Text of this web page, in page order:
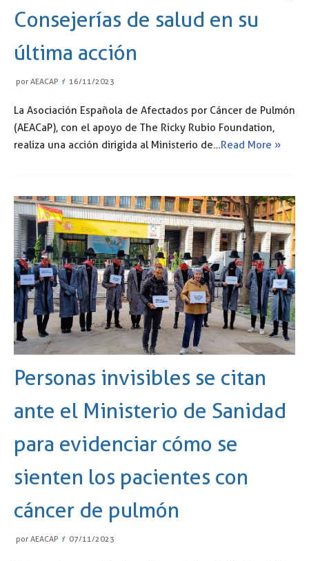
Consejerías de salud en su
última acción
por AEACAP 16/11/2023
La Asociación Española de Afectados por Cáncer de Pulmón
(AEACaP), con el apoyo de The Ricky Rubio Foundation,
realiza una acción dirigida al Ministerio de…Read More »
Personas invisibles se citan
ante el Ministerio de Sanidad
para evidenciar cómo se
sienten los pacientes con
cáncer de pulmón
por AEACAP 07/11/2023